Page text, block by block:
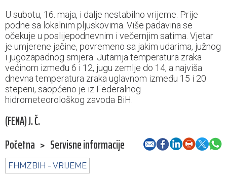
U subotu, 16. maja, i dalje nestabilno vrijeme. Prije
podne sa lokalnim pljuskovima. Više padavina se
očekuje u poslijepodnevnim i večernjim satima. Vjetar
je umjerene jačine, povremeno sa jakim udarima, južnog
i jugozapadnog smjera. Jutarnja temperatura zraka
većinom između 6 i 12, jugu zemlje do 14, a najviša
dnevna temperatura zraka uglavnom između 15 i 20
stepeni, saopćeno je iz Federalnog
hidrometeorološkog zavoda BiH.
(FENA) J. Č.
Početna > Servisne informacije
FHMZBIH - VRIJEME